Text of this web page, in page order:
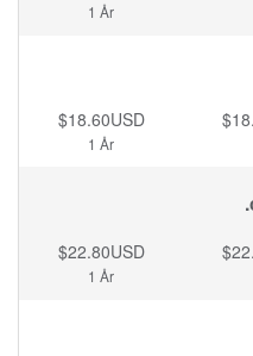
1 År
$18.60USD
1 År
$22.80USD
1 År